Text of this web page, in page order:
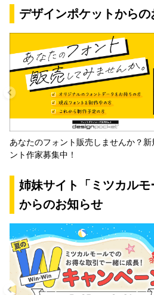
デザインポケットからの
あなたのフォント販売しませんか？新
ント作家募集中！
姉妹サイト「ミツカルモ
からのお知らせ